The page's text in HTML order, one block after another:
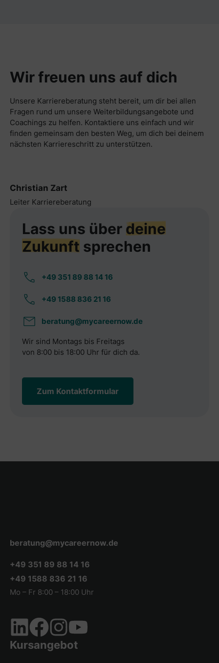
Wir freuen uns auf dich
Unsere Karriereberatung steht bereit, um dir bei allen
Fragen rund um unsere Weiterbildungsangebote und
Coachings zu helfen. Kontaktiere uns einfach und wir
finden gemeinsam den besten Weg, um dich bei deinem
nächsten Karriereschritt zu unterstützen.
Christian Zart
Leiter Karriereberatung
Lass uns über deine
Zukunft sprechen
+49 351 89 88 14 16
+49 1588 836 21 16
beratung@mycareernow.de
Wir sind Montags bis Freitags
von 8:00 bis 18:00 Uhr für dich da.
Zum Kontaktformular
beratung@mycareernow.de
+49 351 89 88 14 16
+49 1588 836 21 16
Mo – Fr 8:00 – 18:00 Uhr
Kursangebot